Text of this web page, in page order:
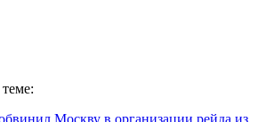
Москву в организации рейда из